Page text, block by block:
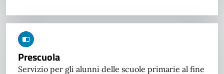
Prescuola
Servizio per gli alunni delle scuole primarie al fine